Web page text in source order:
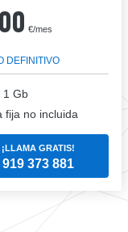
€/mes
DEFINITIVO
1 Gb
fija no incluida
¡LLAMA GRATIS!
919 373 881